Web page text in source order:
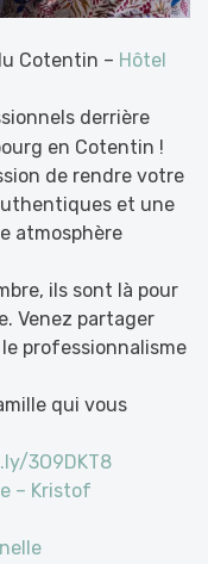
Cotentin – Hôtel
derrière
en Cotentin !
de rendre votre
et une
atmosphère
ils sont là pour
Venez partager
le professionnalisme
qui vous
3O9DKT8
– Kristof